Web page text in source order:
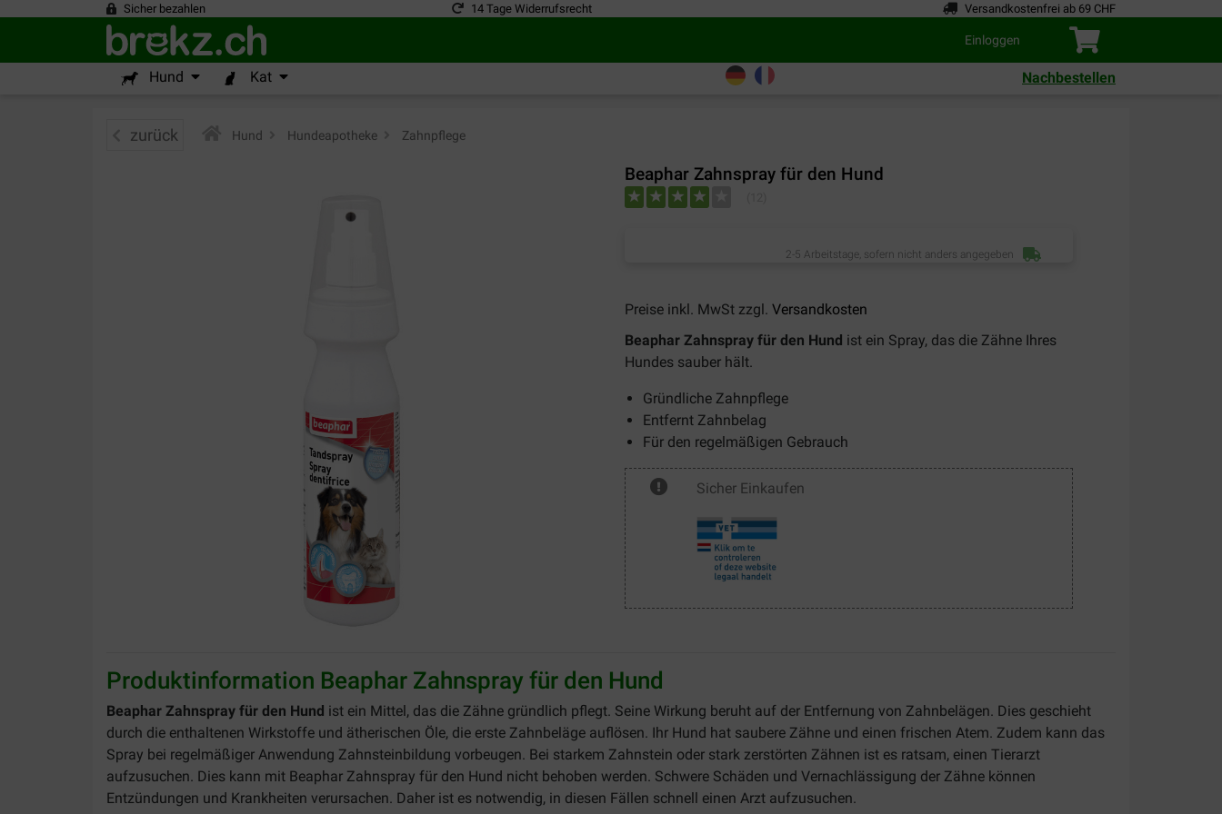
Sicher bezahlen 14 Tage Widerrufsrecht Versandkostenfrei ab 69 CHF
Einloggen
Hund Kat Nachbestellen
zurück Hund Hundeapotheke Zahnpflege
Beaphar Zahnspray für den Hund
2-5 Arbeitstage, sofern nicht anders angegeben
Preise inkl. MwSt zzgl. Versandkosten
Beaphar Zahnspray für den Hund ist ein Spray, das die Zähne Ihres
Hundes sauber hält.
Gründliche Zahnpflege
Entfernt Zahnbelag
Für den regelmäßigen Gebrauch
Sicher Einkaufen
Produktinformation Beaphar Zahnspray für den Hund
Beaphar Zahnspray für den Hund ist ein Mittel, das die Zähne gründlich pflegt. Seine Wirkung beruht auf der Entfernung von Zahnbelägen. Dies geschieht
durch die enthaltenen Wirkstoffe und ätherischen Öle, die erste Zahnbeläge auflösen. Ihr Hund hat saubere Zähne und einen frischen Atem. Zudem kann das
Spray bei regelmäßiger Anwendung Zahnsteinbildung vorbeugen. Bei starkem Zahnstein oder stark zerstörten Zähnen ist es ratsam, einen Tierarzt
aufzusuchen. Dies kann mit Beaphar Zahnspray für den Hund nicht behoben werden. Schwere Schäden und Vernachlässigung der Zähne können
Entzündungen und Krankheiten verursachen. Daher ist es notwendig, in diesen Fällen schnell einen Arzt aufzusuchen.